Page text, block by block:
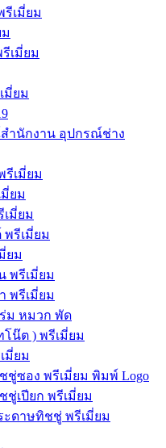
รีเมี่ยม
เมี่ยม
มี่ยม
ำนักงาน อุปกรณ์ช่าง
รีเมี่ยม
ยม
มี่ยม
รีเมี่ยม
ยม
พรีเมี่ยม
พรีเมี่ยม
ม หมวก พัด
โน๊ต ) พรีเมี่ยม
มี่ยม
ชู่ซอง พรีเมี่ยม พิมพ์ Logo
ชู่เปียก พรีเมี่ยม
ะดาษทิชชู่ พรีเมี่ยม